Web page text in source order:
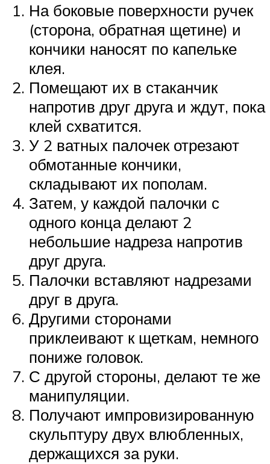
На боковые поверхности ручек
(сторона, обратная щетине) и
кончики наносят по капельке
клея.
Помещают их в стаканчик
напротив друг друга и ждут, пока
клей схватится.
У 2 ватных палочек отрезают
обмотанные кончики,
складывают их пополам.
Затем, у каждой палочки с
одного конца делают 2
небольшие надреза напротив
друг друга.
Палочки вставляют надрезами
друг в друга.
Другими сторонами
приклеивают к щеткам, немного
пониже головок.
С другой стороны, делают те же
манипуляции.
Получают импровизированную
скульптуру двух влюбленных,
держащихся за руки.